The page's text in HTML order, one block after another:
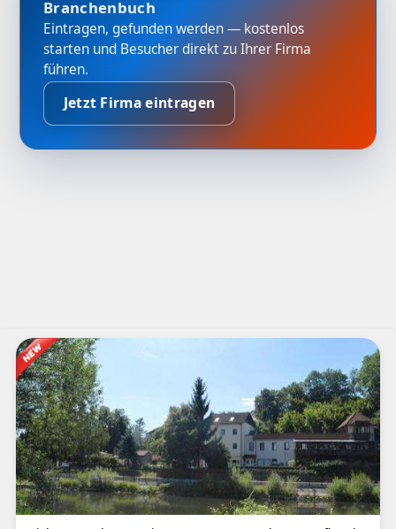
Branchenbuch
Eintragen, gefunden werden — kostenlos
starten und Besucher direkt zu Ihrer Firma
führen.
Jetzt Firma eintragen